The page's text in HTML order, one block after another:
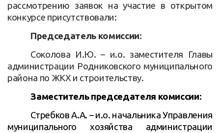
рассмотрению заявок на участие в открытом
конкурсе присутствовали:
Председатель комиссии:
Соколова И.Ю. – и.о. заместителя Главы
администрации Родниковского муниципального
района по ЖКХ и строительству.
Заместитель председателя комиссии:
Стребков А.А. – и.о. начальника Управления
муниципального хозяйства администрации